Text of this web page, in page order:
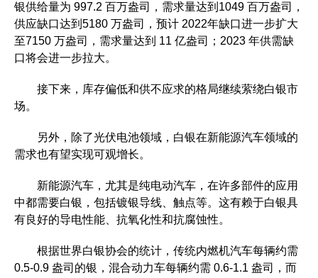
银供给量为 997.2 百万盎司，需求量达到1049 百万盎司，
供应缺口达到5180 万盎司，预计 2022年缺口进一步扩大
至7150 万盎司，需求量达到 11 亿盎司；2023 年供需缺
口将会进一步拉大。
接下来，库存偏低和供不应求的格局继续萦绕白银市
场。
另外，除了光伏电池领域，白银在新能源汽车领域的
需求也有望实现可观增长。
新能源汽车，尤其是纯电动汽车，在许多部件的应用
中都需要白银，包括镀银导线、触点等。这有赖于白银具
有良好的导电性能、抗氧化性和抗腐蚀性。
根据世界白银协会的统计，传统内燃机汽车每辆约需
0.5-0.9 盎司的银，混合动力车每辆约需 0.6-1.1 盎司，而